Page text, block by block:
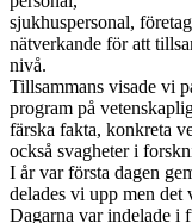
sjukhuspersonal,
nätverkande för att
nivå.
Tillsammans visade vi
program på
färska fakta, konkreta
också svagheter i
I år var första dagen
delades vi upp men
Dagarna var indelade i